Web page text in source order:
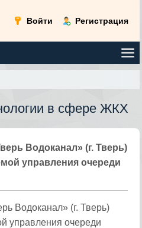
Войти Регистрация
в сфере ЖКХ
Водоканал» (г. Тверь)
управления очереди
Водоканал» (г. Тверь)
управления очереди